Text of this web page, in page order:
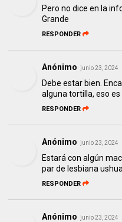
Pero no dice en la
Grande
RESPONDER
Anónimo junio 23, 2024
Debe estar bien.
alguna tortilla, eso es
RESPONDER
Anónimo junio 23, 2024
Estará con algún
par de lesbiana
RESPONDER
Anónimo junio 23, 2024